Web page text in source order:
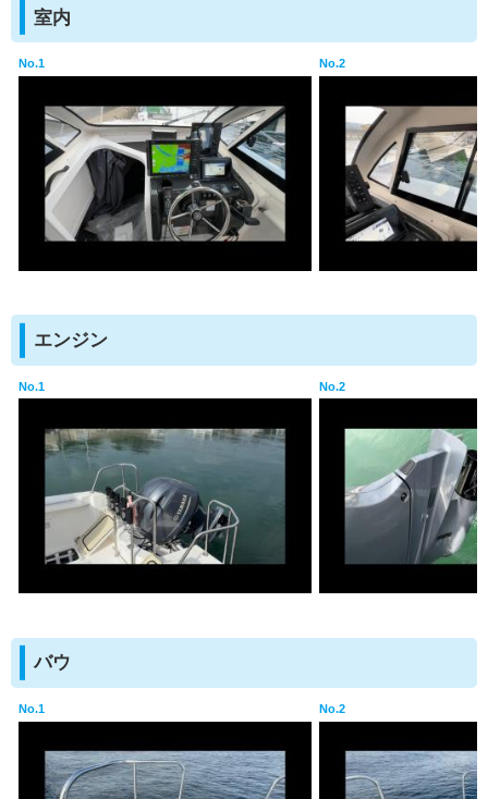
室内
No.1 No.2
エンジン
No.1 No.2
バウ
No.1 No.2